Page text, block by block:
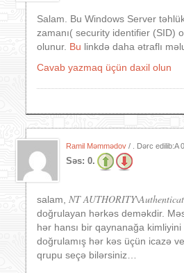
Salam. Bu Windows Server
zamanı( security identifier (SID)
olunur. Bu linkdə daha ətraflı
Cavab yazmaq üçün daxil olun
Ramil Məmmədov / . Dərc edilib:A
Səs: 0.
salam, NT
doğrulayan hərkəs deməkdir.
hər hansı bir qaynanağa
doğrulamış hər kəs üçün icazə
qrupu seçə bilərsiniz…